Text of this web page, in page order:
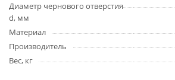
Диаметр чернового отверстия
d, мм
Материал
Производитель
Вес, кг